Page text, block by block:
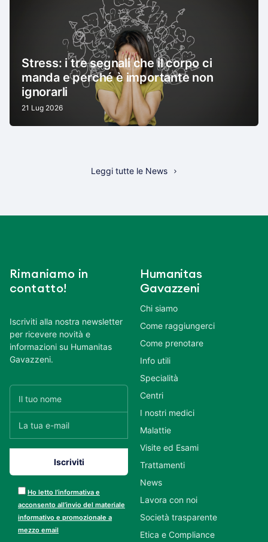
Stress: i tre segnali che il corpo ci
manda e perché è importante non
ignorarli
21 Lug 2026
Leggi tutte le News
Rimaniamo in
contatto!
Iscriviti alla nostra newsletter
per ricevere novità e
informazioni su Humanitas
Gavazzeni.
Ho letto l’informativa e
acconsento all’invio del materiale
informativo e promozionale a
mezzo email
Humanitas
Gavazzeni
Chi siamo
Come raggiungerci
Come prenotare
Info utili
Specialità
Centri
I nostri medici
Malattie
Visite ed Esami
Trattamenti
News
Lavora con noi
Società trasparente
Etica e Compliance